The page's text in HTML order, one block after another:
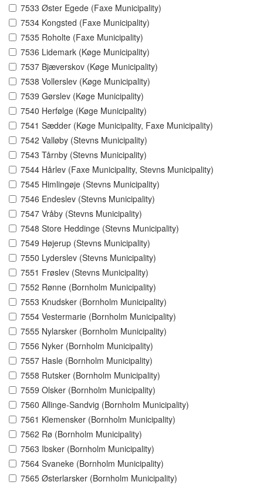
7533 Øster Egede (Faxe Municipality)
7534 Kongsted (Faxe Municipality)
7535 Roholte (Faxe Municipality)
7536 Lidemark (Køge Municipality)
7537 Bjæverskov (Køge Municipality)
7538 Vollerslev (Køge Municipality)
7539 Gørslev (Køge Municipality)
7540 Herfølge (Køge Municipality)
7541 Sædder (Køge Municipality, Faxe Municipality)
7542 Valløby (Stevns Municipality)
7543 Tårnby (Stevns Municipality)
7544 Hårlev (Faxe Municipality, Stevns Municipality)
7545 Himlingøje (Stevns Municipality)
7546 Endeslev (Stevns Municipality)
7547 Vråby (Stevns Municipality)
7548 Store Heddinge (Stevns Municipality)
7549 Højerup (Stevns Municipality)
7550 Lyderslev (Stevns Municipality)
7551 Frøslev (Stevns Municipality)
7552 Rønne (Bornholm Municipality)
7553 Knudsker (Bornholm Municipality)
7554 Vestermarie (Bornholm Municipality)
7555 Nylarsker (Bornholm Municipality)
7556 Nyker (Bornholm Municipality)
7557 Hasle (Bornholm Municipality)
7558 Rutsker (Bornholm Municipality)
7559 Olsker (Bornholm Municipality)
7560 Allinge-Sandvig (Bornholm Municipality)
7561 Klemensker (Bornholm Municipality)
7562 Rø (Bornholm Municipality)
7563 Ibsker (Bornholm Municipality)
7564 Svaneke (Bornholm Municipality)
7565 Østerlarsker (Bornholm Municipality)